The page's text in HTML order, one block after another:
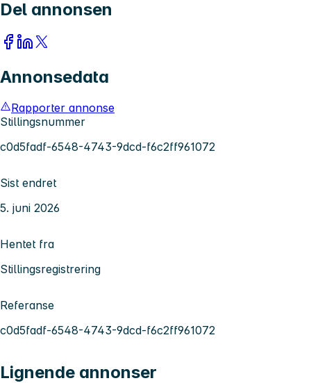
Del annonsen
Annonsedata
Rapporter annonse
Stillingsnummer
c0d5fadf-6548-4743-9dcd-f6c2ff961072
Sist endret
5. juni 2026
Hentet fra
Stillingsregistrering
Referanse
c0d5fadf-6548-4743-9dcd-f6c2ff961072
Lignende annonser